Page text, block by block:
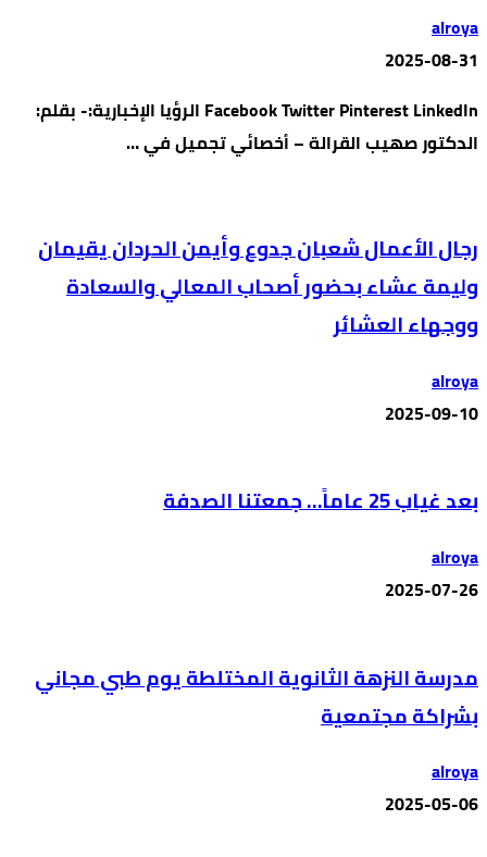
alroya
2025-08-31
Facebook Twitter Pinterest LinkedIn الرؤيا الإخبارية:- بقلم:
الدكتور صهيب القرالة – أخصائي تجميل في …
رجال الأعمال شعبان جدوع وأيمن الحردان يقيمان
وليمة عشاء بحضور أصحاب المعالي والسعادة
ووجهاء العشائر
alroya
2025-09-10
بعد غياب 25 عاماً… جمعتنا الصدفة
alroya
2025-07-26
مدرسة النزهة الثانوية المختلطة يوم طبي مجاني
بشراكة مجتمعية
alroya
2025-05-06